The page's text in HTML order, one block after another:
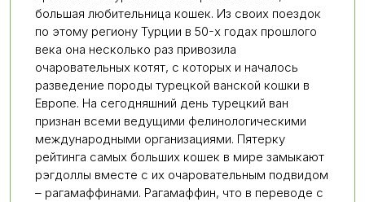
большая любительница кошек. Из своих поездок
по этому региону Турции в 50-х годах прошлого
века она несколько раз привозила
очаровательных котят, с которых и началось
разведение породы турецкой ванской кошки в
Европе. На сегодняшний день турецкий ван
признан всеми ведущими фелинологическими
международными организациями. Пятерку
рейтинга самых больших кошек в мире замыкают
рэгдоллы вместе с их очаровательным подвидом
– рагамаффинами. Рагамаффин, что в переводе с